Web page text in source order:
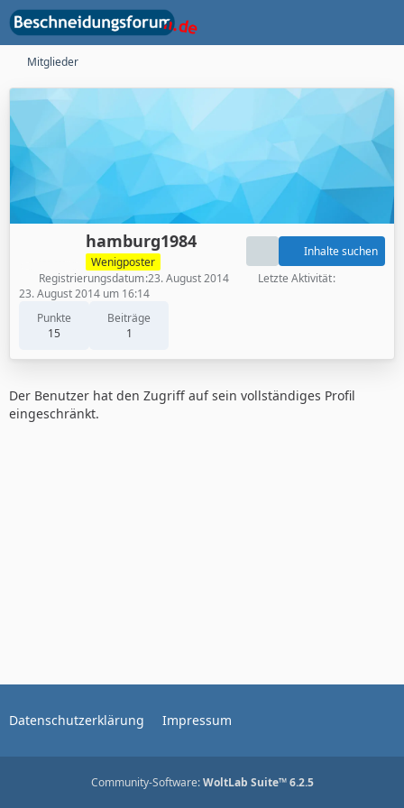
Mitglieder
hamburg1984
Wenigposter
Punkte
15
Beiträge
1
Inhalte suchen
Registrierungsdatum 23. August 2014
Letzte Aktivität
23. August 2014 um 16:14
Der Benutzer hat den Zugriff auf sein vollständiges Profil
eingeschränkt.
Datenschutzerklärung Impressum
Community-Software:WoltLab Suite™ 6.2.5